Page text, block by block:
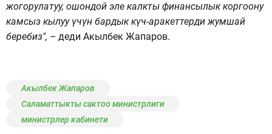
жогорулатуу, ошондой эле калкты финансылык коргоону
камсыз кылуу үчүн бардык күч-аракеттерди жумшай
беребиз", – деди Акылбек Жапаров.
Акылбек Жапаров
Саламаттыкты сактоо министрлиги
министрлер кабинети